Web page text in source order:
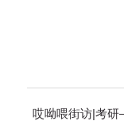
哎呦喂街访|考